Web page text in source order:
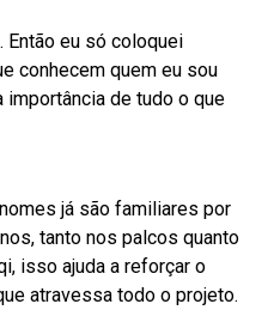
Então eu só coloquei
conhecem quem eu sou
importância de tudo o que
já são familiares por
tanto nos palcos quanto
isso ajuda a reforçar o
atravessa todo o projeto.